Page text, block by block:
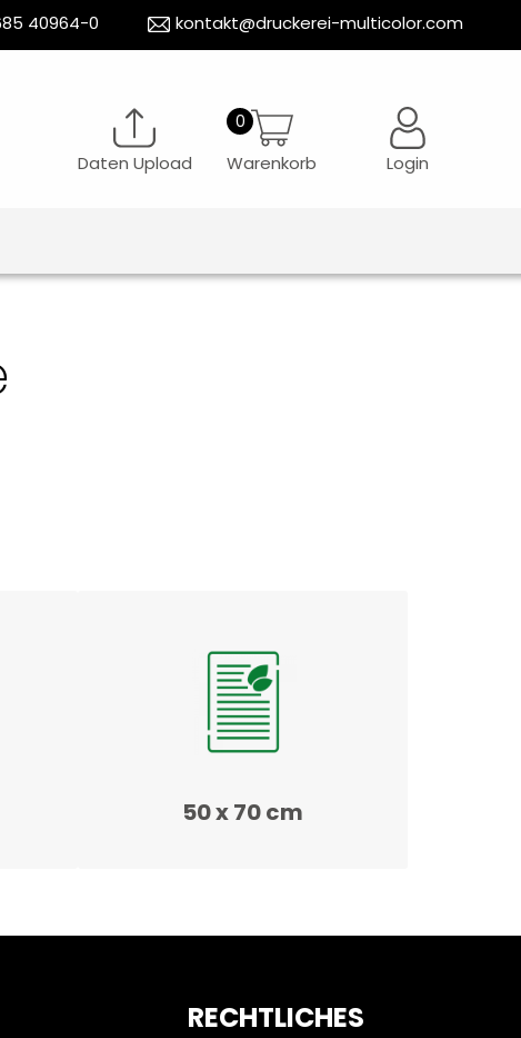
40964-0 kontakt@druckerei-multicolor.com
Daten Upload Warenkorb Login
50 x 70 cm
RECHTLICHES